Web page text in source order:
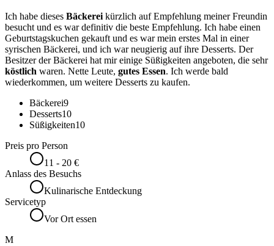
Ich habe dieses Bäckerei kürzlich auf Empfehlung meiner Freundin
besucht und es war definitiv die beste Empfehlung. Ich habe einen
Geburtstagskuchen gekauft und es war mein erstes Mal in einer
syrischen Bäckerei, und ich war neugierig auf ihre Desserts. Der
Besitzer der Bäckerei hat mir einige Süßigkeiten angeboten, die sehr
köstlich waren. Nette Leute, gutes Essen. Ich werde bald
wiederkommen, um weitere Desserts zu kaufen.
Bäckerei9
Desserts10
Süßigkeiten10
Preis pro Person
11 - 20 €
Anlass des Besuchs
Kulinarische Entdeckung
Servicetyp
Vor Ort essen
M